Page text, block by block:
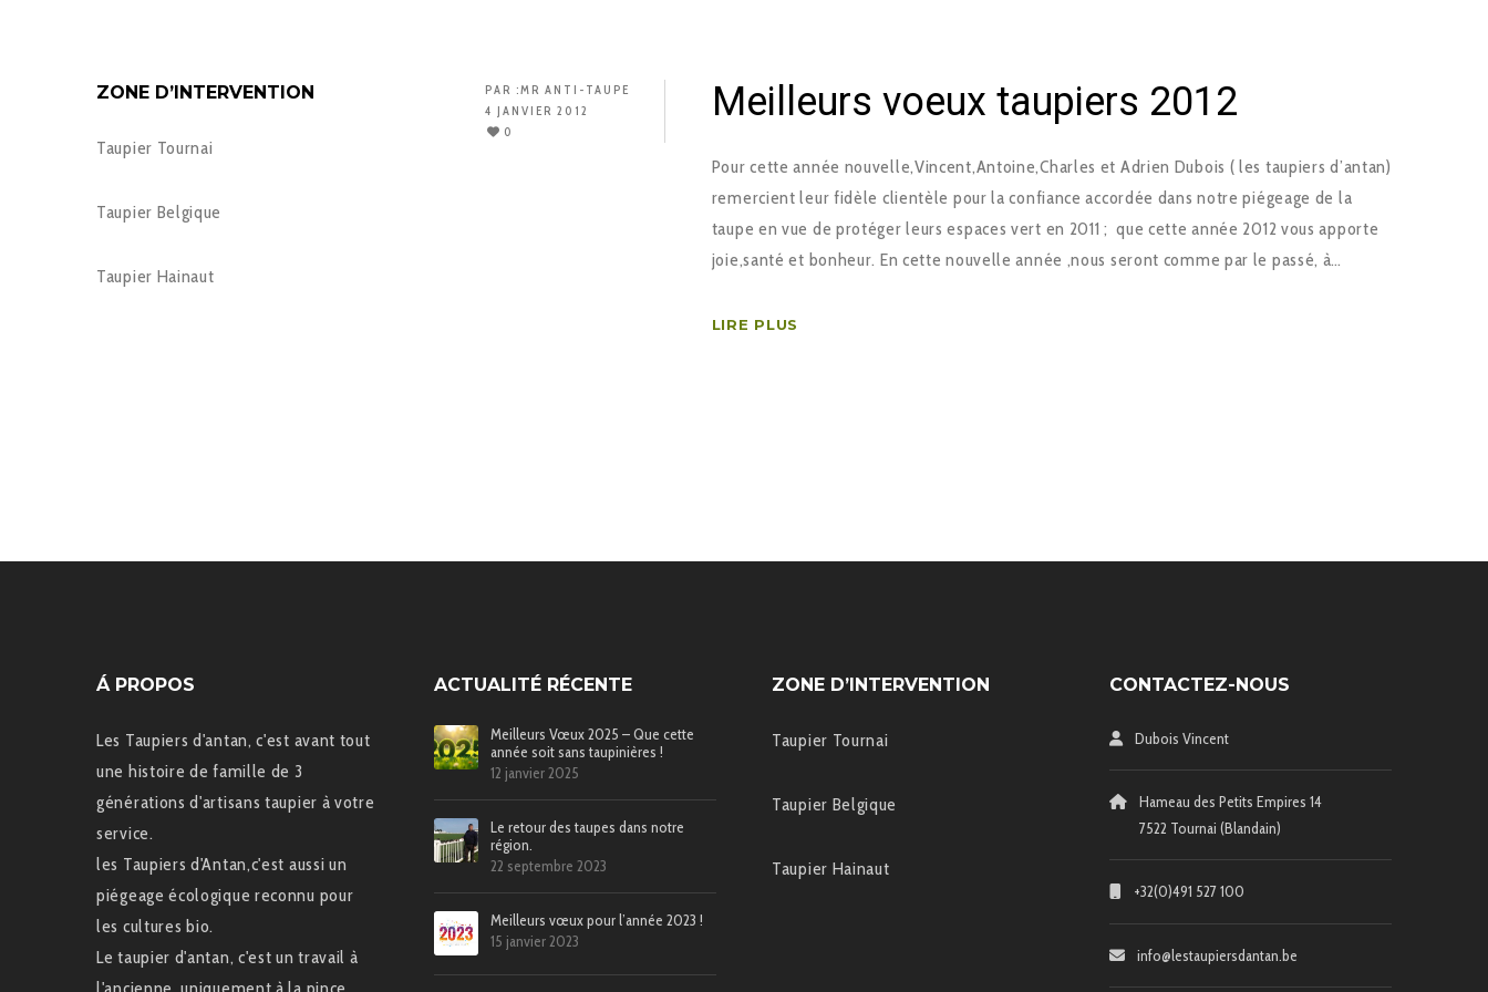
PAR :MR ANTI-TAUPE
4 JANVIER 2012
0
Meilleurs voeux taupiers 2012
Pour cette année nouvelle,Vincent,Antoine,Charles et Adrien Dubois ( les taupiers d’antan)
remercient leur fidèle clientèle pour la confiance accordée dans notre piégeage de la
taupe en vue de protéger leurs espaces vert en 2011 ; que cette année 2012 vous apporte
joie,santé et bonheur. En cette nouvelle année ,nous seront comme par le passé, à…
LIRE PLUS
ZONE D’INTERVENTION
Taupier Tournai
Taupier Belgique
Taupier Hainaut
Á PROPOS
Les Taupiers d'antan, c'est avant tout
une histoire de famille de 3
générations d'artisans taupier à votre
service.
les Taupiers d'Antan,c'est aussi un
piégeage écologique reconnu pour
les cultures bio.
Le taupier d'antan, c'est un travail à
ACTUALITÉ RÉCENTE
Meilleurs Vœux 2025 – Que cette
année soit sans taupinières !
12 janvier 2025
Le retour des taupes dans notre
région.
22 septembre 2023
Meilleurs vœux pour l’année 2023 !
15 janvier 2023
ZONE D’INTERVENTION
Taupier Tournai
Taupier Belgique
Taupier Hainaut
CONTACTEZ-NOUS
Dubois Vincent
Hameau des Petits Empires 14
7522 Tournai (Blandain)
+32(0)491 527 100
info@lestaupiersdantan.be